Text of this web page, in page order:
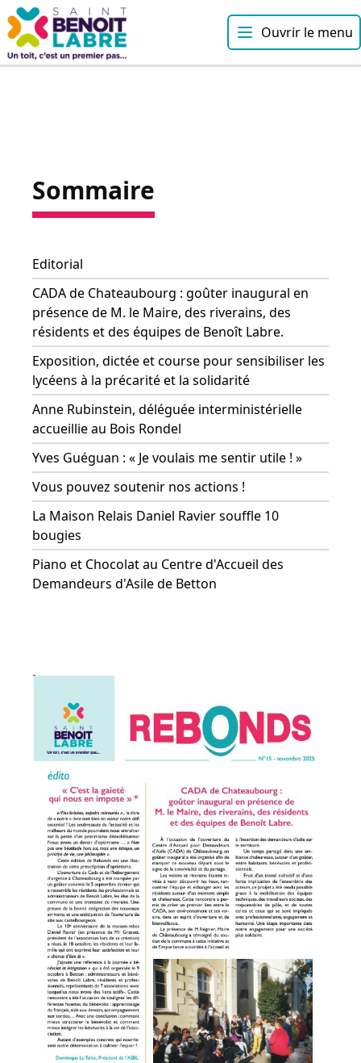
Ouvrir le menu
Sommaire
Editorial
CADA de Chateaubourg : goûter inaugural en
présence de M. le Maire, des riverains, des
résidents et des équipes de Benoît Labre.
Exposition, dictée et course pour sensibiliser les
lycéens à la précarité et la solidarité
Anne Rubinstein, déléguée interministérielle
accueillie au Bois Rondel
Yves Guéguan : « Je voulais me sentir utile ! »
Vous pouvez soutenir nos actions !
La Maison Relais Daniel Ravier souffle 10
bougies
Piano et Chocolat au Centre d'Accueil des
Demandeurs d'Asile de Betton